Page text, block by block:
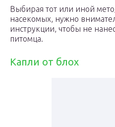
Выбирая тот или иной
насекомых, нужно
инструкции, чтобы не
питомца.
Капли от блох